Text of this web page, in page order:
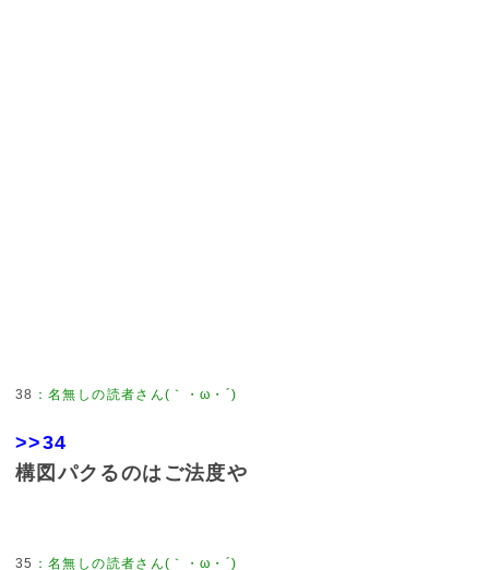
38 ：名無しの読者さん(｀・ω・´)
>>34
構図パクるのはご法度や
35 ：名無しの読者さん(｀・ω・´)